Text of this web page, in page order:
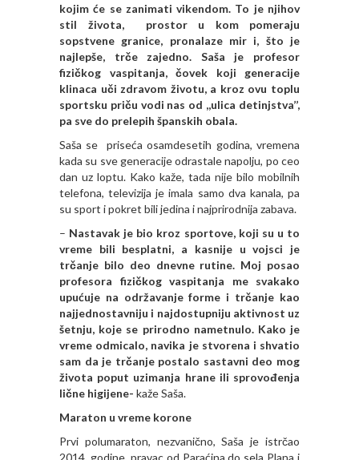
kojim će se zanimati vikendom. To je njihov
stil života, prostor u kom pomeraju
sopstvene granice, pronalaze mir i, što je
najlepše, trče zajedno. Saša je profesor
fizičkog vaspitanja, čovek koji generacije
klinaca uči zdravom životu, a kroz ovu toplu
sportsku priču vodi nas od ,,ulica detinjstva’’,
pa sve do prelepih španskih obala.
Saša se priseća osamdesetih godina, vremena
kada su sve generacije odrastale napolju, po ceo
dan uz loptu. Kako kaže, tada nije bilo mobilnih
telefona, televizija je imala samo dva kanala, pa
su sport i pokret bili jedina i najprirodnija zabava.
– Nastavak je bio kroz sportove, koji su u to
vreme bili besplatni, a kasnije u vojsci je
trčanje bilo deo dnevne rutine. Moj posao
profesora fizičkog vaspitanja me svakako
upućuje na održavanje forme i trčanje kao
najjednostavniju i najdostupniju aktivnost uz
šetnju, koje se prirodno nametnulo. Kako je
vreme odmicalo, navika je stvorena i shvatio
sam da je trčanje postalo sastavni deo mog
života poput uzimanja hrane ili sprovođenja
lične higijene- kaže Saša.
Maraton u vreme korone
Prvi polumaraton, nezvanično, Saša je istrčao
2014. godine, pravac od Paraćina do sela Plana i